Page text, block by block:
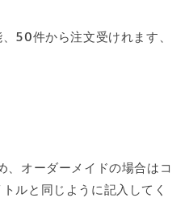
50件から注文受けれます、
、オーダーメイドの場合はコ
ルと同じように記入してく